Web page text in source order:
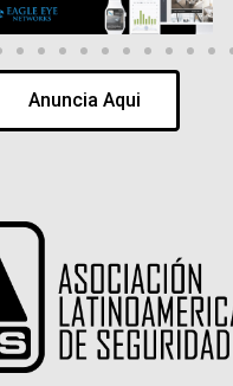
Anuncia Aqui